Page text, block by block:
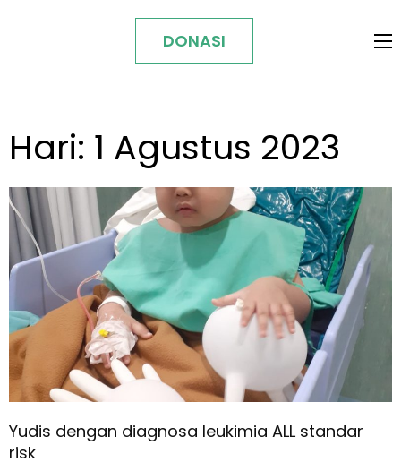
DONASI
Hari: 1 Agustus 2023
Yudis dengan diagnosa leukimia ALL standar
risk